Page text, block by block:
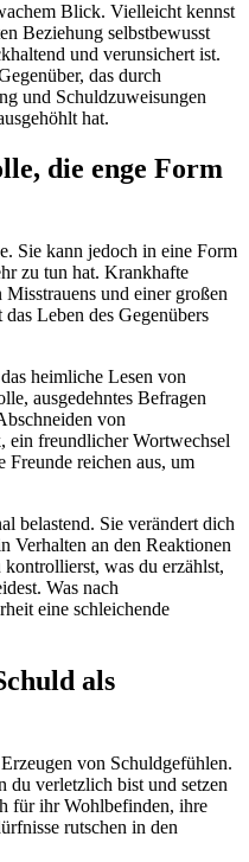
Blick. Vielleicht kennst
Beziehung selbstbewusst
und verunsichert ist.
das durch
und Schuldzuweisungen
hat.
die enge Form
Sie kann jedoch in eine Form
zu tun hat. Krankhafte
und einer großen
Leben des Gegenübers
heimliche Lesen von
ausgedehntes Befragen
von
ein freundlicher Wortwechsel
Freunde reichen aus, um
belastend. Sie verändert dich
Verhalten an den Reaktionen
was du erzählst,
Was nach
eine schleichende
als
von Schuldgefühlen.
du verletzlich bist und setzen
für ihr Wohlbefinden, ihre
rutschen in den